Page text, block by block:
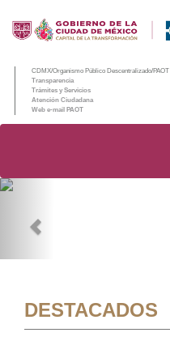
CDMX/Organismo Público Descentralizado/PAOT
Transparencia
Trámites y Servicios
Atención Ciudadana
Web e-mail PAOT
DESTACADOS